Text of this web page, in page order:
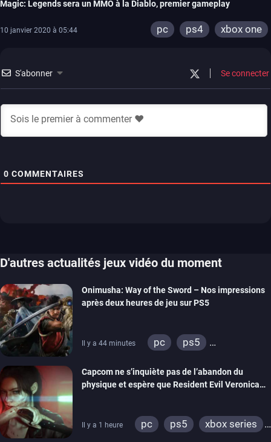
Magic: Legends sera un MMO à la Diablo, premier gameplay
10 janvier 2020 à 05:44 pc ps4 xbox one
S'abonner Se connecter
0 COMMENTAIRES
D'autres actualités jeux vidéo du moment
Onimusha: Way of the Sword – Nos impressions
après deux heures de jeu sur PS5
Il y a 44 minutes pc
ps5
Capcom ne s’inquiète pas de l’abandon du
physique et espère que Resident Evil Veronica
Il y a 1 heure pc ps5
xbox series